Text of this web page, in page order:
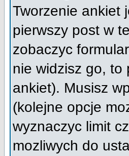
Tworzenie ankiet
pierwszy post w
zobaczyc
nie widzisz go, to
ankiet). Musisz
(kolejne opcje
wyznaczyc limit
mozliwych do